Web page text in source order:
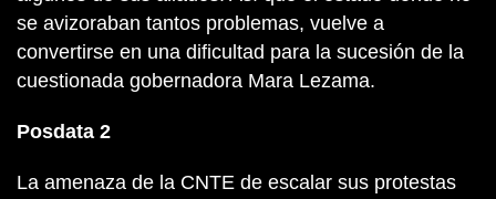
se avizoraban tantos problemas, vuelve a
convertirse en una dificultad para la sucesión de la
cuestionada gobernadora Mara Lezama.
Posdata 2
La amenaza de la CNTE de escalar sus protestas